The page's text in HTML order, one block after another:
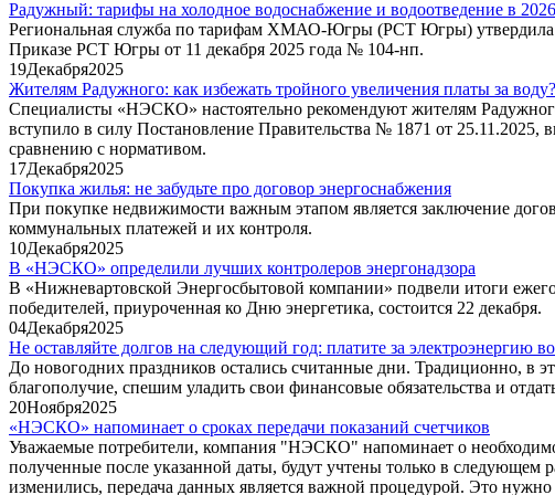
Радужный: тарифы на холодное водоснабжение и водоотведение в 2026
Региональная служба по тарифам ХМАО-Югры (РСТ Югры) утвердила
Приказе РСТ Югры от 11 декабря 2025 года № 104-нп.
19Декабря2025
Жителям Радужного: как избежать тройного увеличения платы за воду?
Специалисты «НЭСКО» настоятельно рекомендуют жителям
вступило в силу Постановление Правительства № 1871 от
сравнению с нормативом.
17Декабря2025
Покупка жилья: не забудьте про договор энергоснабжения
При покупке недвижимости важным этапом является заключение
коммунальных платежей и их контроля.
10Декабря2025
В «НЭСКО» определили лучших контролеров энергонадзора
В «Нижневартовской Энергосбытовой компании» подвели итоги
победителей, приуроченная ко Дню энергетика, состоится 22 декабря.
04Декабря2025
Не оставляйте долгов на следующий год: платите за электроэнергию
До новогодних праздников остались считанные дни. Традиционно,
благополучие, спешим уладить свои финансовые обязательства и
20Ноября2025
«НЭСКО» напоминает о сроках передачи показаний счетчиков
Уважаемые потребители, компания "НЭСКО" напоминает о
полученные после указанной даты, будут учтены только в следующем
изменились, передача данных является важной процедурой. Это